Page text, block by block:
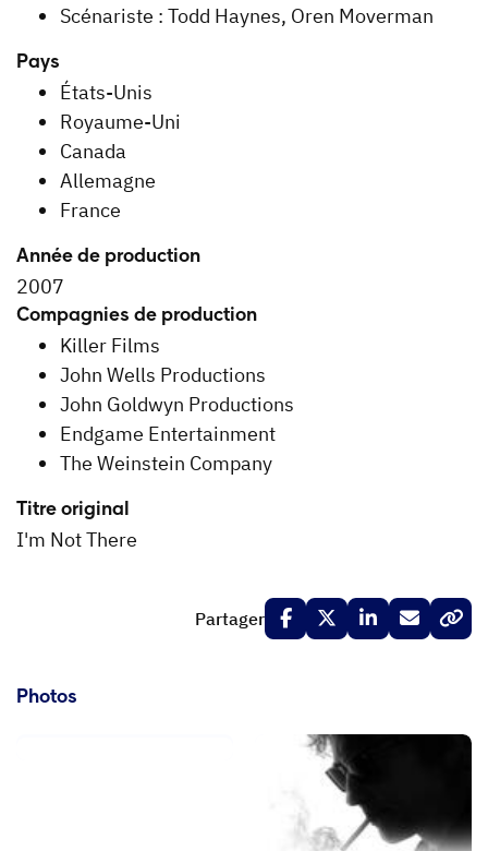
Scénariste : Todd Haynes, Oren Moverman
Pays
États-Unis
Royaume-Uni
Canada
Allemagne
France
Année de production
2007
Compagnies de production
Killer Films
John Wells Productions
John Goldwyn Productions
Endgame Entertainment
The Weinstein Company
Titre original
I'm Not There
Partager
Photos